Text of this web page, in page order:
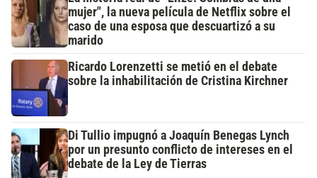
mujer", la nueva película de Netflix sobre el
caso de una esposa que descuartizó a su
marido
Ricardo Lorenzetti se metió en el debate
sobre la inhabilitación de Cristina Kirchner
Di Tullio impugnó a Joaquín Benegas Lynch
por un presunto conflicto de intereses en el
debate de la Ley de Tierras